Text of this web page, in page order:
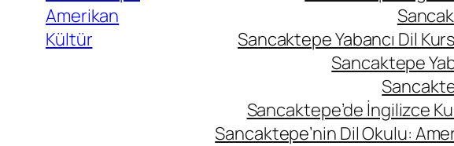
Amerikan
Kültür
Sancaktepe Yabancı Dil
Sancaktepe
Sancaktepe’de İngilizce
Sancaktepe’nin Dil Okulu: